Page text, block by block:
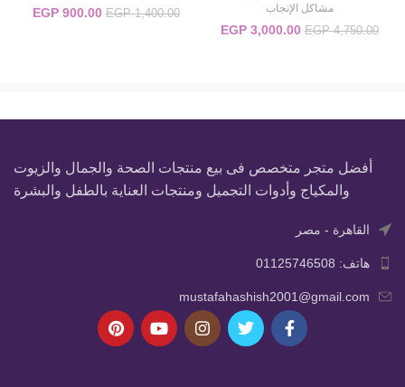
مشاكل الإنجاب
EGP4,750.00
السعر الأصلي هو:
EGP3,000.00
EGP1,400.00
السعر الأصلي هو:
EGP900.00
أفضل متجر متخصص فى بيع منتجات الصحة والجمال والزيوت
والمكياج وأدوات التجميل ومنتجات العناية بالطفل والبشرة
القاهرة - مصر
هاتف: 01125746508
mustafahashish2001@gmail.com